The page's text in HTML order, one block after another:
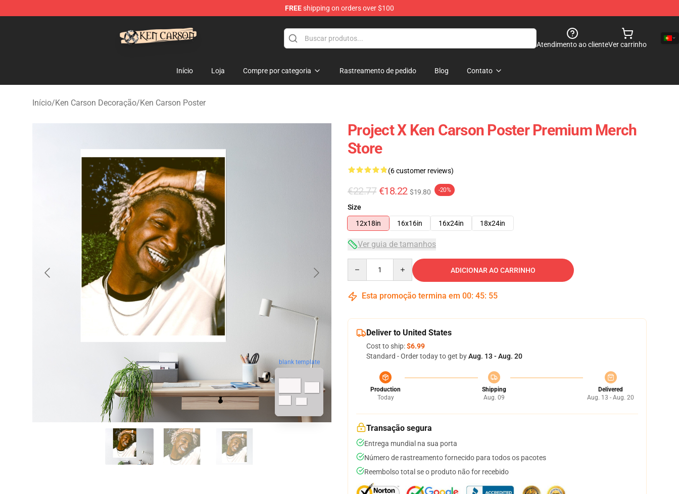
FREEshipping on orders over $100
Atendimento ao clienteVer carrinho
Início Loja Compre por categoria Rastreamento de pedido Blog Contato
Início/Ken Carson Decoração/Ken Carson Poster
blank template
Project X Ken Carson Poster Premium Merch
Store
(6 customer reviews)
€22.77 €18.22 $19.80 -20%
Size
12x18in
16x16in 16x24in 18x24in
Ver guia de tamanhos
ADICIONAR AO CARRINHO
Esta promoção termina em 00: 45: 54
Deliver to United States
Cost to ship:$6.99
Standard - Order today to get byAug. 13 - Aug. 20
Production
Today
Shipping
Aug. 09
Delivered
Aug. 13 - Aug. 20
Transação segura
Entrega mundial na sua porta
Número de rastreamento fornecido para todos os pacotes
Reembolso total se o produto não for recebido